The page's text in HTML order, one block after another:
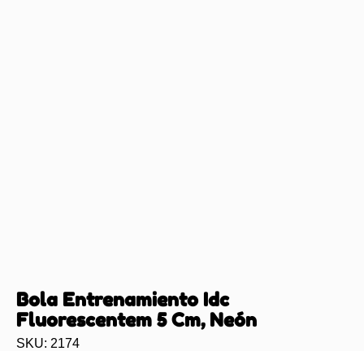
Bola Entrenamiento Idc
Fluorescentem 5 Cm, Neón
SKU: 2174